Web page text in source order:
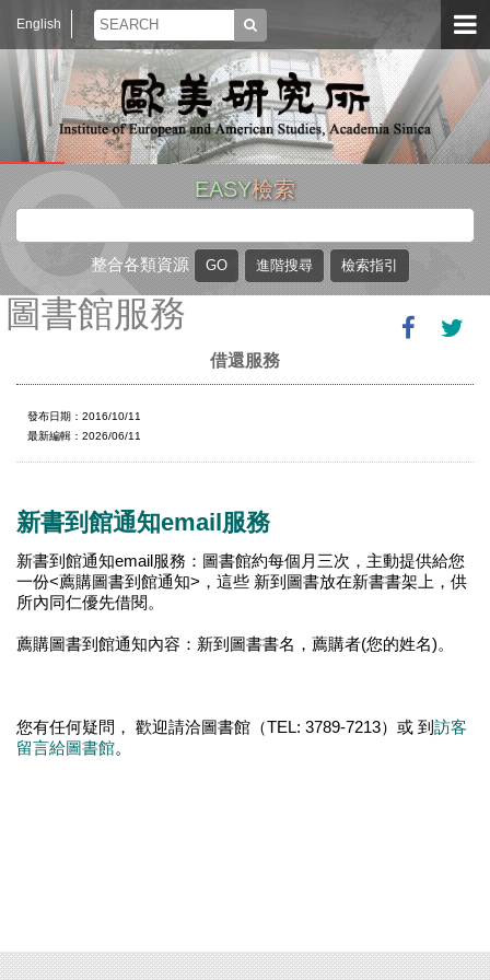
English
EASY檢索
整合各類資源
圖書館服務
借還服務
發布日期：2016/10/11
最新編輯：2026/06/11
新書到館通知email服務
新書到館通知email服務：圖書館約每個月三次，主動提供給您
一份<薦購圖書到館通知>，這些 新到圖書放在新書書架上，供
所內同仁優先借閱。
薦購圖書到館通知內容：新到圖書書名，薦購者(您的姓名)。
您有任何疑問， 歡迎請洽圖書館（TEL: 3789-7213）或 到 訪客
留言給圖書館。